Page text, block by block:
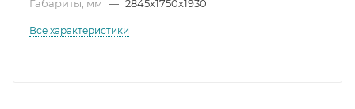
Габариты, мм — 2845х1750х1930
Все характеристики